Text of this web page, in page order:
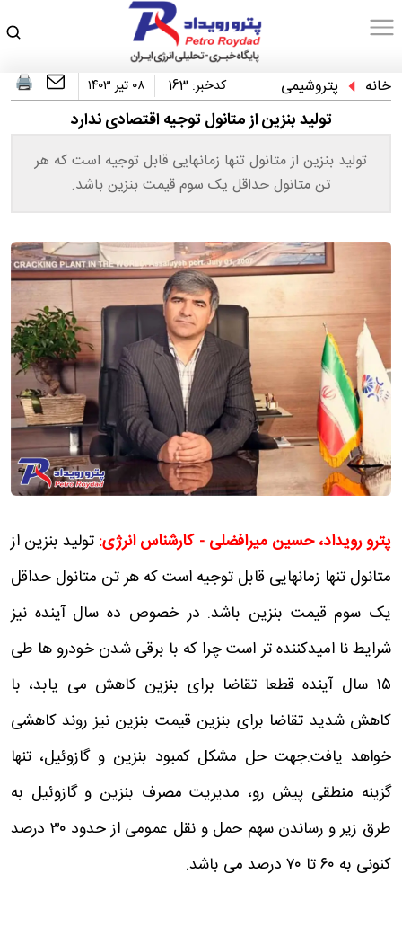
خانه پتروشیمی کدخبر: 163 ۰۸ تیر ۱۴۰۳
تولید بنزین از متانول توجیه اقتصادی ندارد
تولید بنزین از متانول تنها زمانهایی قابل توجیه است که هر
تن متانول حداقل یک سوم قیمت بنزین باشد.
پترو رویداد، حسین میرافضلی - کارشناس انرژی: تولید بنزین از
متانول تنها زمانهایی قابل توجیه است که هر تن متانول حداقل
یک سوم قیمت بنزین باشد. در خصوص ده سال آینده نیز
شرایط نا امیدکننده تر است چرا که با برقی شدن خودرو ها طی
۱۵ سال آینده قطعا تقاضا برای بنزین کاهش می یابد، با
کاهش شدید تقاضا برای بنزین قیمت بنزین نیز روند کاهشی
خواهد یافت.جهت حل مشکل کمبود بنزین و گازوئیل، تنها
گزینه منطقی پیش رو، مدیریت مصرف بنزین و گازوئیل به
طرق زیر و رساندن سهم حمل و نقل عمومی از حدود ۳۰ درصد
کنونی به ۶۰ تا ۷۰ درصد می باشد.